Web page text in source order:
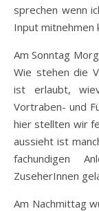
sprechen wenn
Input mitnehmen
Am Sonntag
Wie stehen die
ist erlaubt,
Vortraben- und
hier stellten wir
aussieht ist
fachundigen
ZuseherInnen
Am Nachmittag